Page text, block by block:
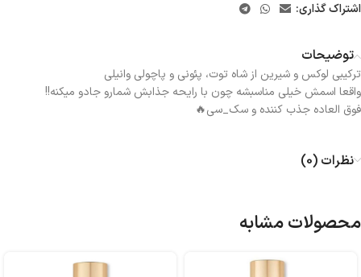
اشتراک گذاری:
توضیحات
ترکیبی لوکس و شیرین از شاه توت، پئونی و پاچولی وانیلی
واقعا اسمش خیلی مناسبشه چون با رایحه جذابش شمارو جادو میکنه!!
فوق العاده جذب کننده و سک_سی🔥
نظرات (0)
محصولات مشابه